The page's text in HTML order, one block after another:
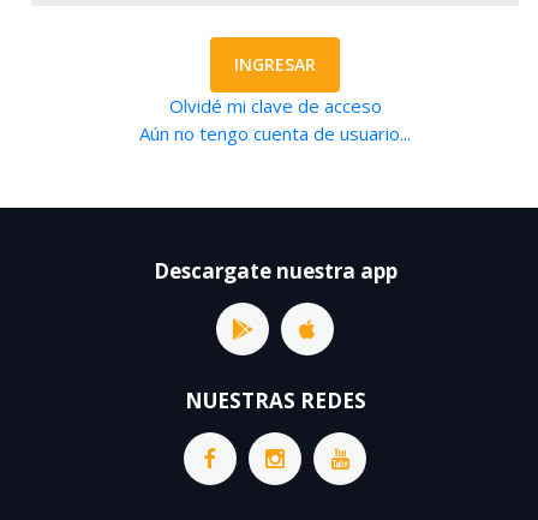
INGRESAR
Olvidé mi clave de acceso
Aún no tengo cuenta de usuario...
Descargate nuestra app
NUESTRAS REDES